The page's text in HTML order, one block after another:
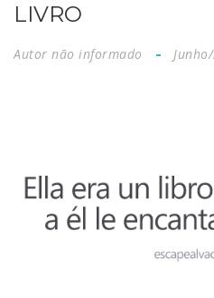
LIVRO
Autor não informado